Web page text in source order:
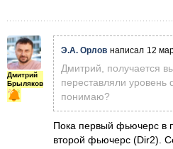
Дмитрий
Брыляков
Э.А. Орлов написал 12
Дмитрий, получается
переставляли уровень
понимаю?
Пока первый фьючерс в
второй фьючерс (Dir2).